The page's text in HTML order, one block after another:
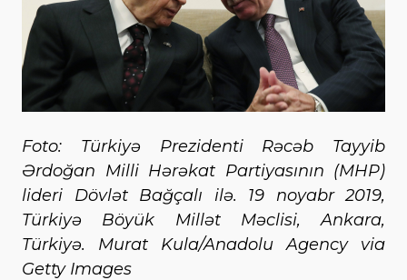
Foto: Türkiyə Prezidenti Rəcəb Tayyib
Ərdoğan Milli Hərəkat Partiyasının (MHP)
lideri Dövlət Bağçalı ilə. 19 noyabr 2019,
Türkiyə Böyük Millət Məclisi, Ankara,
Türkiyə. Murat Kula/Anadolu Agency via
Getty Images